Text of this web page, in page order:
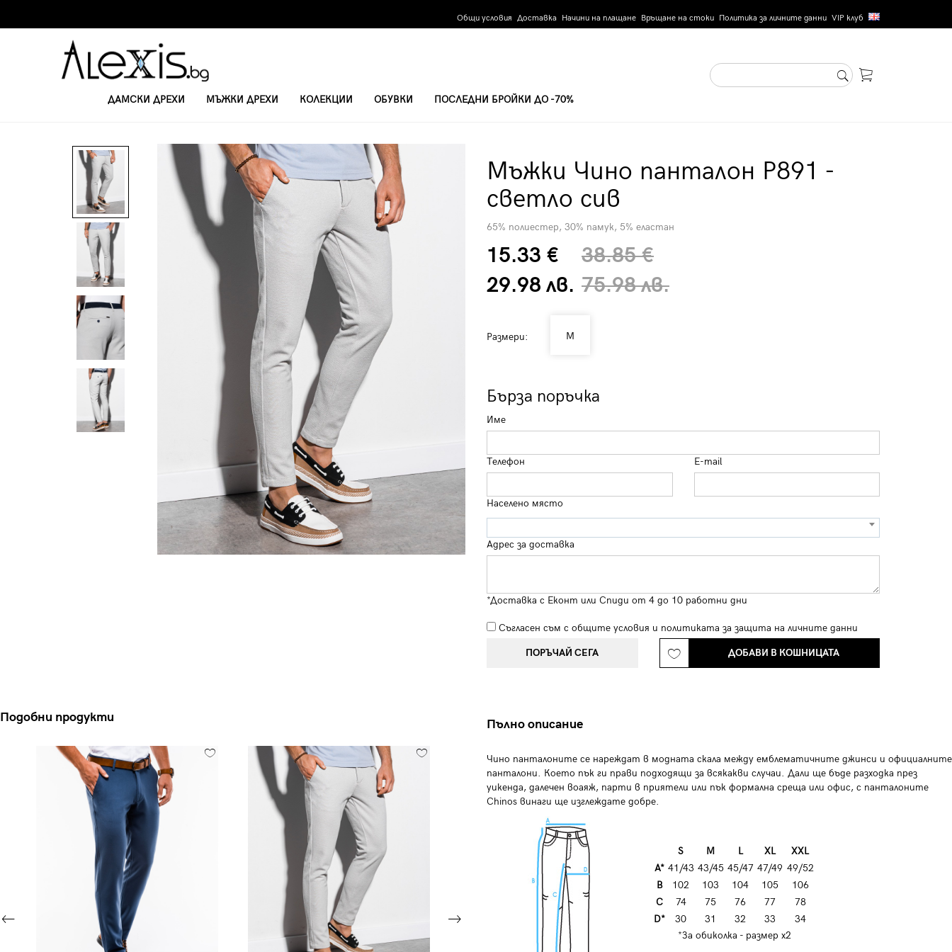
Общи условия Доставка Начини на плащане Връщане на стоки Политика за личните данни VIP клуб
ДАМСКИ ДРЕХИ МЪЖКИ ДРЕХИ КОЛЕКЦИИ ОБУВКИ ПОСЛЕДНИ БРОЙКИ ДО -70%
Мъжки Чино панталон P891 -
светло сив
65% полиестер, 30% памук, 5% еластан
15.33 €
29.98 лв.
38.85 €
75.98 лв.
Размери: M
Бърза поръчка
Име
Телефон E-mail
Населено място
Адрес за доставка
*Доставка с Еконт или Спиди от 4 до 10 работни дни
Съгласен съм с общите условия и политиката за защита на личните данни
ПОРЪЧАЙ СЕГА ДОБАВИ В КОШНИЦАТА
Подобни продукти Пълно описание
Чино панталоните се нареждат в модната скала между емблематичните джинси и официалните
панталони. Което пък ги прави подходящи за всякакви случаи. Дали ще бъде разходка през
уикенда, далечен воаяж, парти в приятели или пък формална среща или офис, с панталоните
Chinos винаги ще изглеждате добре.
S M L XL
XXL
A* 41/43 43/45 45/47 47/49 49/52
B
102 103 104 105
106
C
74 75 76 77
78
D*
30 31 32 33
34
*За обиколка - размер х2